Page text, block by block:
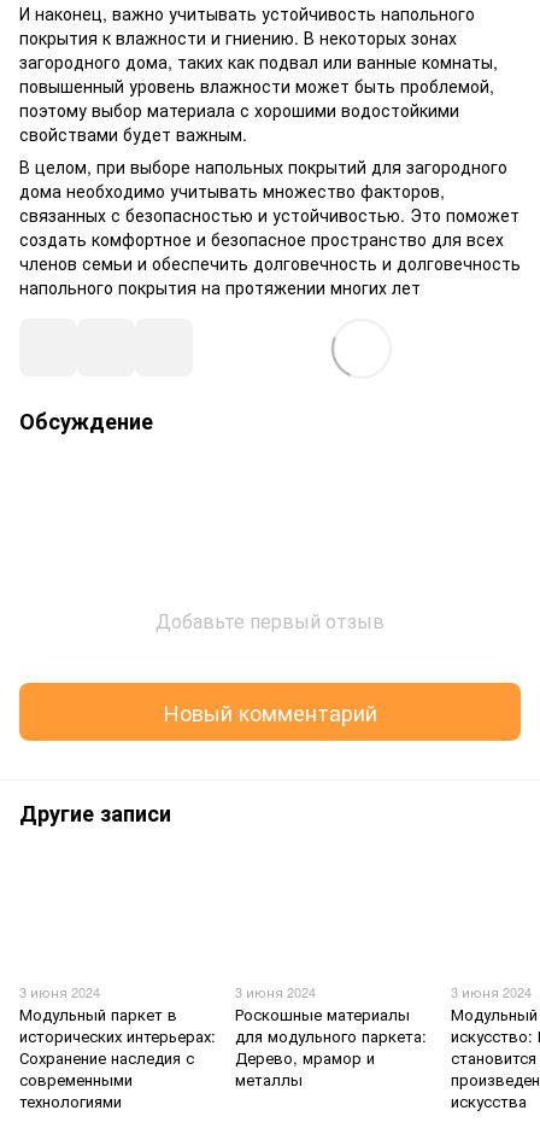
И наконец, важно учитывать устойчивость напольного
покрытия к влажности и гниению. В некоторых зонах
загородного дома, таких как подвал или ванные комнаты,
повышенный уровень влажности может быть проблемой,
поэтому выбор материала с хорошими водостойкими
свойствами будет важным.
В целом, при выборе напольных покрытий для загородного
дома необходимо учитывать множество факторов,
связанных с безопасностью и устойчивостью. Это поможет
создать комфортное и безопасное пространство для всех
членов семьи и обеспечить долговечность и долговечность
напольного покрытия на протяжении многих лет
Обсуждение
Добавьте первый отзыв
Новый комментарий
Другие записи
3 июня 2024
Модульный паркет в
исторических интерьерах:
Сохранение наследия с
современными
технологиями
3 июня 2024
Роскошные материалы
для модульного паркета:
Дерево, мрамор и
металлы
3 июня 2024
Модульный
становится
искусства